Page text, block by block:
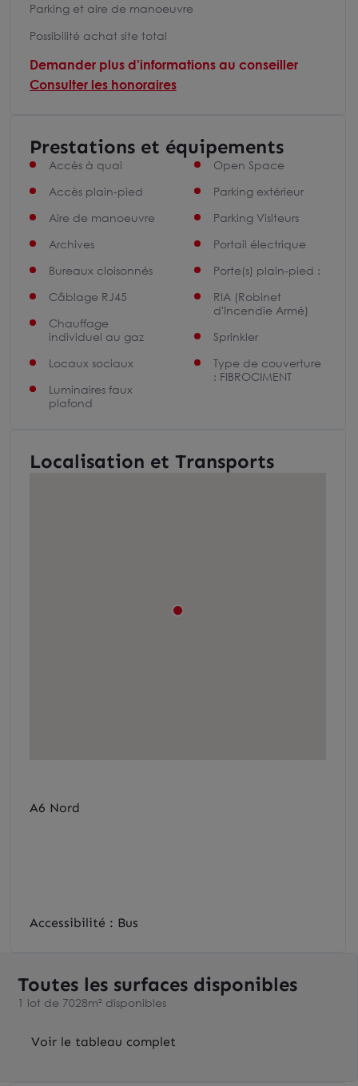
Parking et aire de manoeuvre
Possibilité achat site total
Demander plus d'informations au conseiller
Consulter les honoraires
Prestations et équipements
Accès à quai
Accès plain-pied
Aire de manoeuvre
Archives
Bureaux cloisonnés
Câblage RJ45
Chauffage
individuel au gaz
Locaux sociaux
Luminaires faux
plafond
Open Space
Parking extérieur
Parking Visiteurs
Portail électrique
Porte(s) plain-pied :
RIA (Robinet
d'Incendie Armé)
Sprinkler
Type de couverture
: FIBROCIMENT
Localisation et Transports
A6 Nord
Accessibilité : Bus
Toutes les surfaces disponibles
1 lot de 7028m² disponibles
Voir le tableau complet